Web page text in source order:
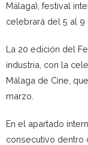
Málaga), festival
celebrará del 5 al 9
La 20 edición del
industria, con la
Málaga de Cine,
marzo.
En el apartado
consecutivo dentro